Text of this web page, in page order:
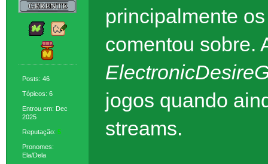
Posts: 46
Tópicos: 6
Entrou em: Dec
2025
Reputação: 5
Pronomes:
Ela/Dela
principalmente
comentou sobre.
jogos quando
streams.